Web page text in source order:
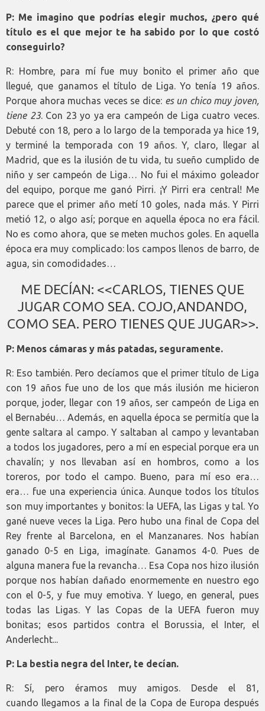
P: Me imagino que podrías elegir muchos, ¿pero qué
título es el que mejor te ha sabido por lo que costó
conseguirlo?
R: Hombre, para mí fue muy bonito el primer año que
llegué, que ganamos el título de Liga. Yo tenía 19 años.
Porque ahora muchas veces se dice: es un chico muy joven,
tiene 23. Con 23 yo ya era campeón de Liga cuatro veces.
Debuté con 18, pero a lo largo de la temporada ya hice 19,
y terminé la temporada con 19 años. Y, claro, llegar al
Madrid, que es la ilusión de tu vida, tu sueño cumplido de
niño y ser campeón de Liga… No fui el máximo goleador
del equipo, porque me ganó Pirri. ¡Y Pirri era central! Me
parece que el primer año metí 10 goles, nada más. Y Pirri
metió 12, o algo así; porque en aquella época no era fácil.
No es como ahora, que se meten muchos goles. En aquella
época era muy complicado: los campos llenos de barro, de
agua, sin comodidades…
ME DECÍAN: <<CARLOS, TIENES QUE
JUGAR COMO SEA. COJO,ANDANDO,
COMO SEA. PERO TIENES QUE JUGAR>>.
P: Menos cámaras y más patadas, seguramente.
R: Eso también. Pero decíamos que el primer título de Liga
con 19 años fue uno de los que más ilusión me hicieron
porque, joder, llegar con 19 años, ser campeón de Liga en
el Bernabéu… Además, en aquella época se permitía que la
gente saltara al campo. Y saltaban al campo y levantaban
a todos los jugadores, pero a mí en especial porque era un
chavalín; y nos llevaban así en hombros, como a los
toreros, por todo el campo. Bueno, para mí eso era…
era… fue una experiencia única. Aunque todos los títulos
son muy importantes y bonitos: la UEFA, las Ligas y tal. Yo
gané nueve veces la Liga. Pero hubo una final de Copa del
Rey frente al Barcelona, en el Manzanares. Nos habían
ganado 0-5 en Liga, imagínate. Ganamos 4-0. Pues de
alguna manera fue la revancha… Esa Copa nos hizo ilusión
porque nos habían dañado enormemente en nuestro ego
con el 0-5, y fue muy emotiva. Y luego, en general, pues
todas las Ligas. Y las Copas de la UEFA fueron muy
bonitas; esos partidos contra el Borussia, el Inter, el
Anderlecht...
P: La bestia negra del Inter, te decían.
R: Sí, pero éramos muy amigos. Desde el 81,
cuando llegamos a la final de la Copa de Europa después